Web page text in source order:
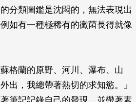
分類圖鑑是沈悶的，無法表現出
如有一種極稀有的黴菌長得就像
格蘭的原野、河川、瀑布、山
出，我總帶著熱切的求知慾。」
筆記記錄自己的發現，並帶著素